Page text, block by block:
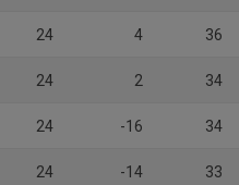
24 4 36
24 2 34
24 -16 34
24 -14 33